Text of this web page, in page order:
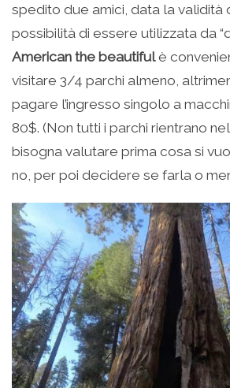
spedito due amici, data la validità
possibilità di essere utilizzata da
American the beautifulè
visitare 3/4 parchi almeno,
pagare l’ingresso singolo a
80$. (Non tutti i parchi rientrano
bisogna valutare prima cosa si
no, per poi decidere se farla o